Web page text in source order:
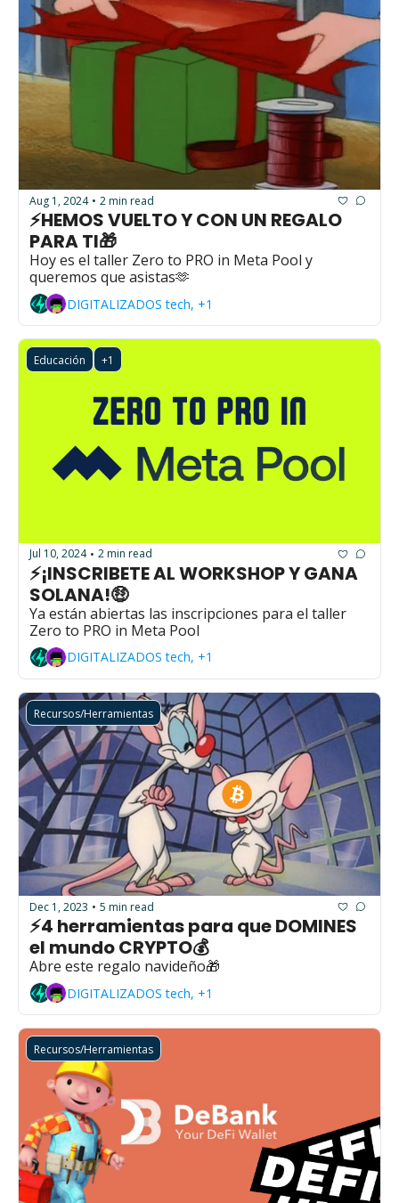
Aug 1, 2024 • 2 min read
⚡HEMOS VUELTO Y CON UN REGALO
PARA TI🎁
Hoy es el taller Zero to PRO in Meta Pool y
queremos que asistas🫶
DIGITALIZADOS tech, +1
Educación +1
Jul 10, 2024 • 2 min read
⚡¡INSCRIBETE AL WORKSHOP Y GANA
SOLANA!🤑
Ya están abiertas las inscripciones para el taller
Zero to PRO in Meta Pool
DIGITALIZADOS tech, +1
Recursos/Herramientas
Dec 1, 2023 • 5 min read
⚡4 herramientas para que DOMINES
el mundo CRYPTO💰
Abre este regalo navideño🎁
DIGITALIZADOS tech, +1
Recursos/Herramientas